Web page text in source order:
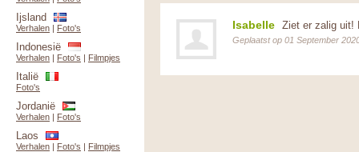
Isabelle Ziet er zalig uit!
Geplaatst op 01 September
Ijsland
Verhalen | Foto's
Indonesië
Verhalen | Foto's | Filmpjes
Italië
Foto's
Jordanië
Verhalen | Foto's
Laos
Verhalen | Foto's | Filmpjes